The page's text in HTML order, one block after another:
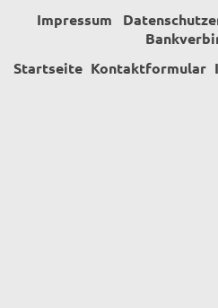
Impressum
Startseite Kontaktformular